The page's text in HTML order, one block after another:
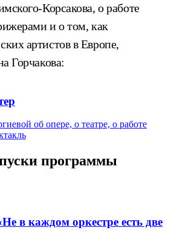
Корсакова, о работе
и о том, как
артистов в Европе,
Горчакова:
об опере, о театре, о работе
программы
в каждом оркестре есть две